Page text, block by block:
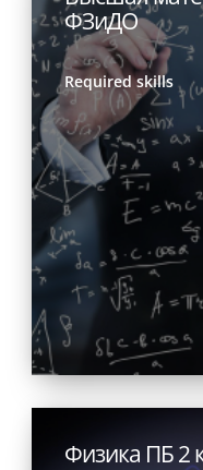
ФЗиДО
Required skills
Физика ПБ 2